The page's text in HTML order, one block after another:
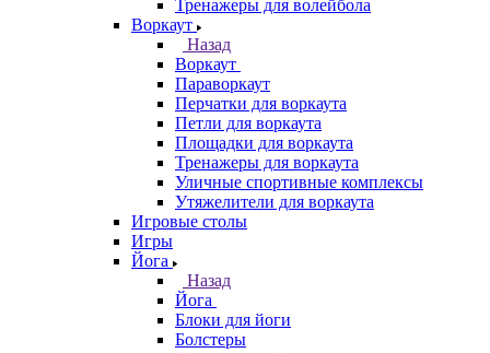
Тренажеры для волейбола
Воркаут
Назад
Воркаут
Параворкаут
Перчатки для воркаута
Петли для воркаута
Площадки для воркаута
Тренажеры для воркаута
Уличные спортивные комплексы
Утяжелители для воркаута
Игровые столы
Игры
Йога
Назад
Йога
Блоки для йоги
Болстеры